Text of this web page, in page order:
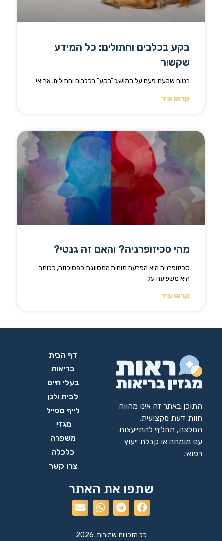
בקע בכלבים וחתולים: כל המידע
שקשור
בטוח שמעת פעם על המושג "בקע" בכלבים וחתולים. אך אי
קראו עוד
מהי סכיזופרניה? והאם זה גנטי?
סכיזופרניה היא הפרעה מוחית המסווגת כפסיכוזה, כלומר
היא משפיעה על
קראו עוד
התוכן באתר זה אינו מהווה
חוות דעת מקצועית,
המלצה, תחליף להתייעצות
עם מומחה או קבלת ייעוץ
רפואי.
דף הבית
בריאות
בעלי חיים
לבית ולגן
לייף סטייל
מגזין
משפחה
כלכלה
צרו קשר
שתפו את האתר
כל הזכויות שמורות. 2026